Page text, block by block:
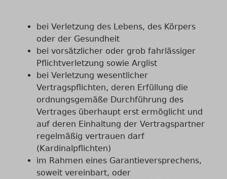
bei Verletzung des Lebens, des Körpers
oder der Gesundheit
bei vorsätzlicher oder grob fahrlässiger
Pflichtverletzung sowie Arglist
bei Verletzung wesentlicher
Vertragspflichten, deren Erfüllung die
ordnungsgemäße Durchführung des
Vertrages überhaupt erst ermöglicht und
auf deren Einhaltung der Vertragspartner
regelmäßig vertrauen darf
(Kardinalpflichten)
im Rahmen eines Garantieversprechens,
soweit vereinbart, oder